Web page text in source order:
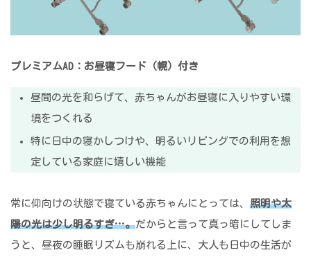
プレミアムAD：お昼寝フード（幌）付き
昼間の光を和らげて、赤ちゃんがお昼寝に入りやすい環
境をつくれる
特に日中の寝かしつけや、明るいリビングでの利用を想
定している家庭に嬉しい機能
常に仰向けの状態で寝ている赤ちゃんにとっては、 照明や太
陽の光は少し明るすぎ…。だからと言って真っ暗にしてしま
うと、昼夜の睡眠リズムも崩れる上に、大人も日中の生活が